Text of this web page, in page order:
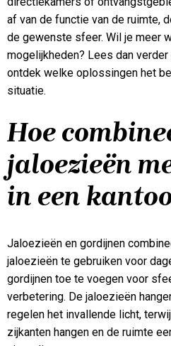
af van de functie van de ruimte,
de gewenste sfeer. Wil je meer
mogelijkheden? Lees dan verder
ontdek welke oplossingen het
situatie.
Hoe
jaloezieën
in een
Jaloezieën en gordijnen
jaloezieën te gebruiken voor
gordijnen toe te voegen voor
verbetering. De jaloezieën
regelen het invallende licht,
zijkanten hangen en de ruimte